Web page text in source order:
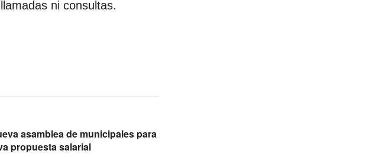
ni consultas.
asamblea de municipales para
propuesta salarial